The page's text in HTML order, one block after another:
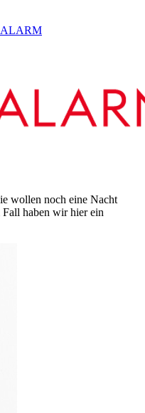
wollen noch eine Nacht
haben wir hier ein